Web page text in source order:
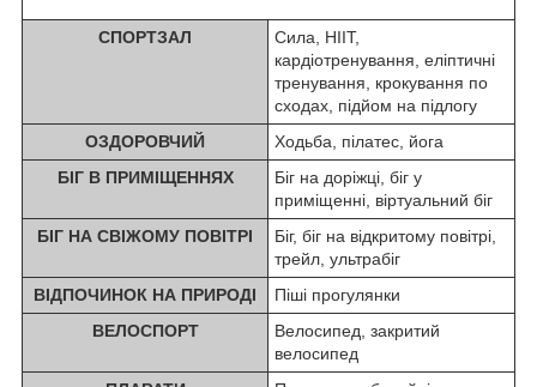
СПОРТЗАЛ
Сила, HIIT,
кардіотренування, еліптичні
тренування, крокування по
сходах, підйом на підлогу
ОЗДОРОВЧИЙ
Ходьба, пілатес, йога
БІГ В ПРИМІЩЕННЯХ
Біг на доріжці, біг у
приміщенні, віртуальний біг
БІГ НА СВІЖОМУ ПОВІТРІ
Біг, біг на відкритому повітрі,
трейл, ультрабіг
ВІДПОЧИНОК НА ПРИРОДІ
Піші прогулянки
ВЕЛОСПОРТ
Велосипед, закритий
велосипед